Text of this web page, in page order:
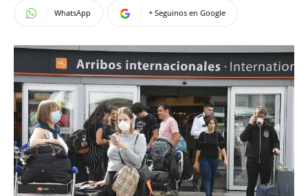
WhatsApp + Seguinos en Google